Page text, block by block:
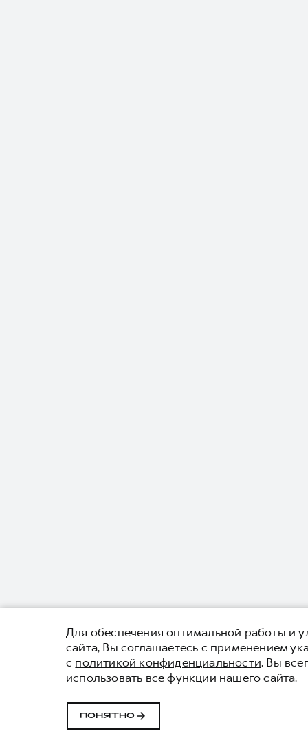
Для обеспечения оптимальной работы и
сайта, Вы соглашаетесь с применением
с политикой конфиденциальности. Вы
использовать все функции нашего сайта.
ПОНЯТНО